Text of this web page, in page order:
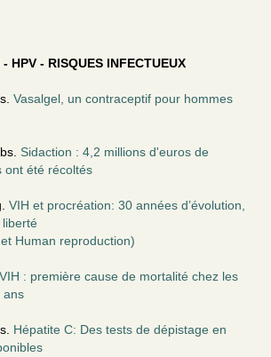
HPV - RISQUES INFECTUEUX
Vasalgel, un contraceptif pour hommes
Sidaction : 4,2 millions d'euros de
ont été récoltés
VIH et procréation: 30 années d’évolution,
liberté
Human reproduction)
VIH : première cause de mortalité chez les
ans
Hépatite C: Des tests de dépistage en